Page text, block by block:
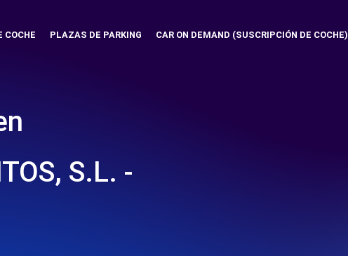
COCHE PLAZAS DE PARKING CAR ON DEMAND (SUSCRIPCIÓN DE COCHE)
S.L. -